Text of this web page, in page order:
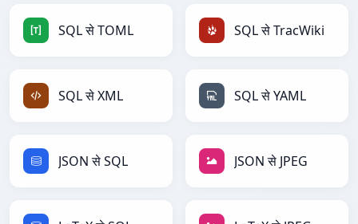
SQL से TOML SQL से TracWiki
SQL से XML SQL से YAML
JSON से SQL JSON से JPEG